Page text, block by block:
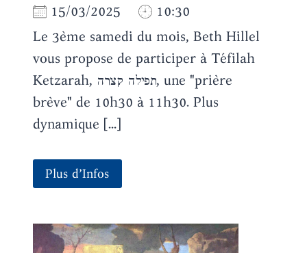
15/03/2025
10:30
Le 3ème samedi du mois, Beth Hillel
vous propose de participer à Téfilah
Ketzarah, תפילה קצרה, une "prière
brève" de 10h30 à 11h30. Plus
dynamique [...]
Plus d’Infos